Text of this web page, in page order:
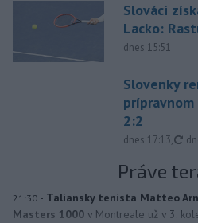
Slováci
Lacko:
dnes 15:51
Slovenky
2:2
dnes 17:13,
Práve
21:30 - Taliansky tenista Matteo
Masters 1000 v Montreale už v 3.